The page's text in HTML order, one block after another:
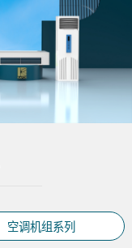
空调机组系列